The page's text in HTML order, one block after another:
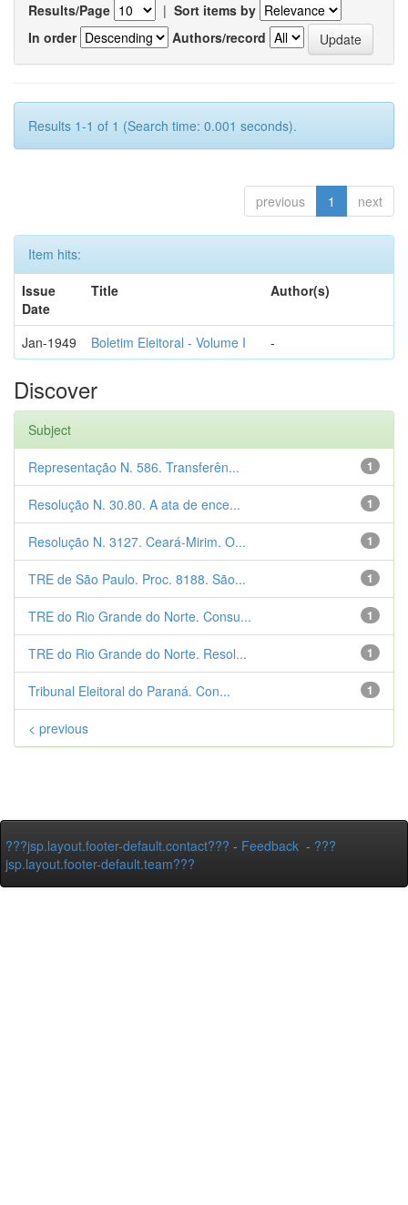
Results/Page | Sort items by
In order
Authors/record
Results 1-1 of 1 (Search time: 0.001 seconds).
previous 1 next
Item hits:
Issue
Date
Title Author(s)
Jan-1949 Boletim Eleitoral - Volume I -
Discover
Subject
1
Representação N. 586. Transferên...
1
Resolução N. 30.80. A ata de ence...
1
Resolução N. 3127. Ceará-Mirim. O...
1
TRE de São Paulo. Proc. 8188. São...
1
TRE do Rio Grande do Norte. Consu...
1
TRE do Rio Grande do Norte. Resol...
1
Tribunal Eleitoral do Paraná. Con...
< previous
???jsp.layout.footer-default.contact??? - Feedback - ???
jsp.layout.footer-default.team???